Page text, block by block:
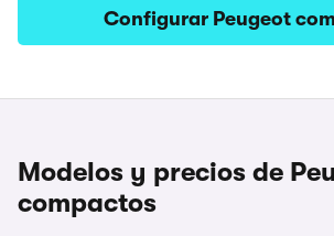
Configurar Peugeot
Modelos y precios de
compactos